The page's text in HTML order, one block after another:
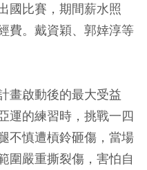
國比賽，期間薪水照
費。戴資穎、郭婞淳等
畫啟動後的最大受益
運的練習時，挑戰一四
不慎遭槓鈴砸傷，當場
圍嚴重撕裂傷，害怕自